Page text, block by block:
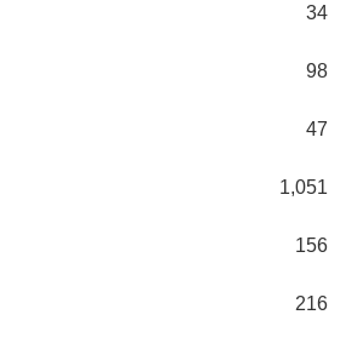
34
98
47
1,051
156
216